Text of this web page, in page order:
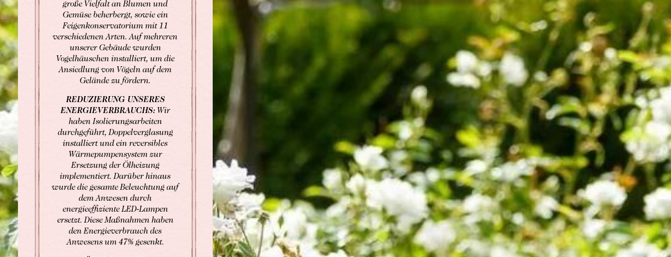
große Vielfalt an Blumen und
Gemüse beherbergt, sowie ein
Feigenkonservatorium mit 11
verschiedenen Arten. Auf mehreren
unserer Gebäude wurden
Vogelhäuschen installiert, um die
Ansiedlung von Vögeln auf dem
Gelände zu fördern.
REDUZIERUNG UNSERES
ENERGIEVERBRAUCHS: Wir
haben Isolierungsarbeiten
durchgeführt, Doppelverglasung
installiert und ein reversibles
Wärmepumpensystem zur
Ersetzung der Ölheizung
implementiert. Darüber hinaus
wurde die gesamte Beleuchtung auf
dem Anwesen durch
energieeffiziente LED-Lampen
ersetzt. Diese Maßnahmen haben
den Energieverbrauch des
Anwesens um 47% gesenkt.